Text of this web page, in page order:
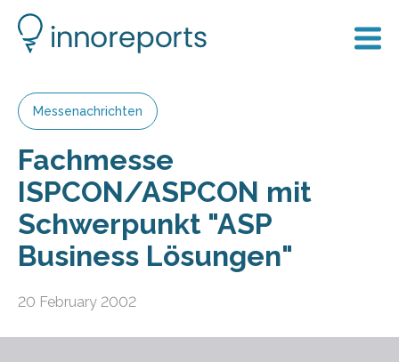
Messenachrichten
Fachmesse
ISPCON/ASPCON mit
Schwerpunkt "ASP
Business Lösungen"
20 February 2002